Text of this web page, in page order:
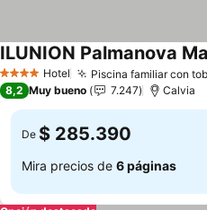
4 EstrellasHotel Piscina familiar con
ILUNION Palmanova
8,2 Muy bueno 7.247 Calvia
De $ 285.390
Mira precios de 6 páginas